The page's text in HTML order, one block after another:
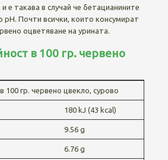
е такава в случай че бетацианините
pH. Почти всички, които консумират
оцветяване на урината.
в 100 гр. червено
100 гр. червено цвекло, сурово
180 kJ (43 kcal)
9.56 g
6.76 g